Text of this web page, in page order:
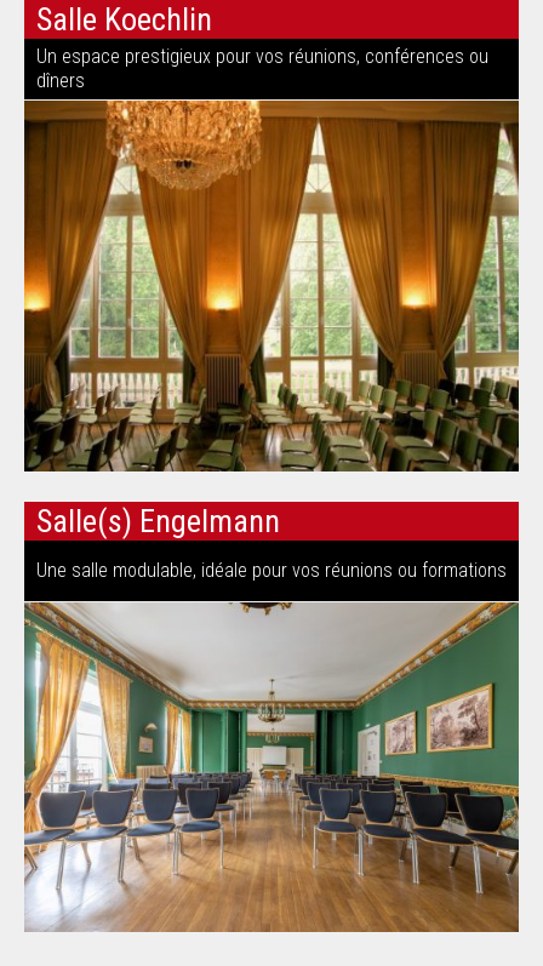
Salle Koechlin
Un espace prestigieux pour vos réunions, conférences ou
dîners
Salle(s) Engelmann
Une salle modulable, idéale pour vos réunions ou formations